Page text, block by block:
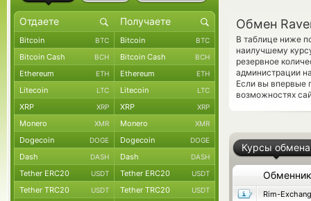
Обмен
В таблице ниже
наилучшему
резервное
администрации
Если вы впервые
возможностях
Курсы обмена
Обменник
Rim-
Bitcoin BTC Bitcoin BTC
Bitcoin Cash BCH Bitcoin Cash BCH
Ethereum ETH Ethereum ETH
Litecoin LTC Litecoin LTC
XRP XRP XRP XRP
Monero XMR Monero XMR
Dogecoin DOGE Dogecoin DOGE
Dash DASH Dash DASH
Tether ERC20 USDT Tether ERC20 USDT
Tether TRC20 USDT Tether TRC20 USDT